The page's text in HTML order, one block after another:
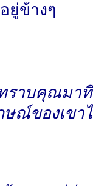
ยู่ข้างๆ
าบคุณมาที่
ษณ์ของเขา